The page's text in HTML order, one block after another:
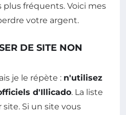
fréquents. Voici mes
votre argent.
DE SITE NON
je le répète : n'utilisez
d'Illicado. La liste
Si un site vous